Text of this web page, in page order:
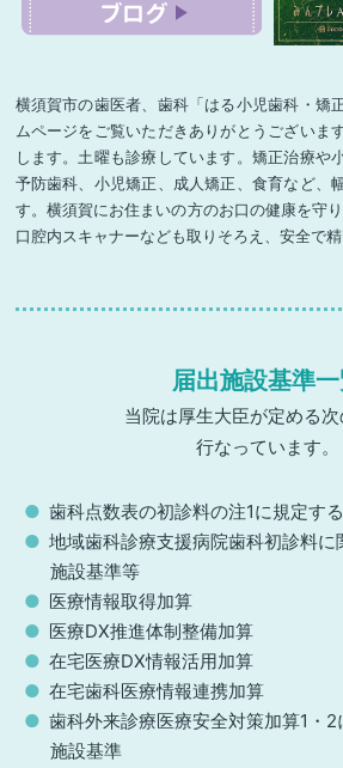
横須賀市の歯医者、歯科「はる小児歯科・矯
ムページをご覧いただきありがとうございま
します。土曜も診療しています。矯正治療や
予防歯科、小児矯正、成人矯正、食育など、
す。横須賀にお住まいの方のお口の健康を守
口腔内スキャナーなども取りそろえ、安全で精
届出施設基準
当院は厚生大臣が定める
行なっています。
歯科点数表の初診料の注1に規定す
地域歯科診療支援病院歯科初診料に
施設基準等
医療情報取得加算
医療DX推進体制整備加算
在宅医療DX情報活用加算
在宅歯科医療情報連携加算
歯科外来診療医療安全対策加算1・2
施設基準